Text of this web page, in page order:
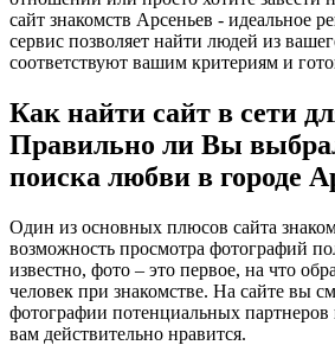
сайт знакомств Арсеньев - идеальное
сервис позволяет найти людей из
соответствуют вашим критериям и
Как найти сайт в сети
Правильно ли Вы
поиска любви в городе
Один из основных плюсов сайта
возможность просмотра фотографий
известно, фото – это первое, на что
человек при знакомстве. На сайте вы
фотографии потенциальных партнеров
вам действительно нравится.